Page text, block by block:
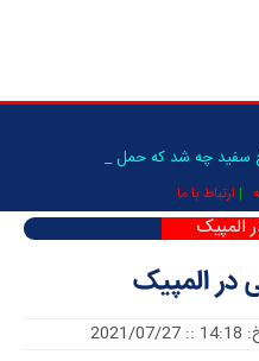
چه شد که حمله به _
ارتباط با ما
المپیک
در المپیک
27